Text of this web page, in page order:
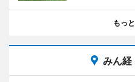
もっ
みん経